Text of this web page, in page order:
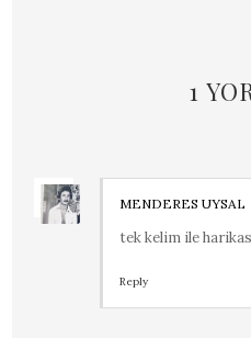
1
MENDERES UYSAL
tek kelim ile
Reply